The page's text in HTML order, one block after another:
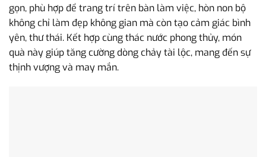
gọn, phù hợp để trang trí trên bàn làm việc, hòn non bộ
không chỉ làm đẹp không gian mà còn tạo cảm giác bình
yên, thư thái. Kết hợp cùng thác nước phong thủy, món
quà này giúp tăng cường dòng chảy tài lộc, mang đến sự
thịnh vượng và may mắn.